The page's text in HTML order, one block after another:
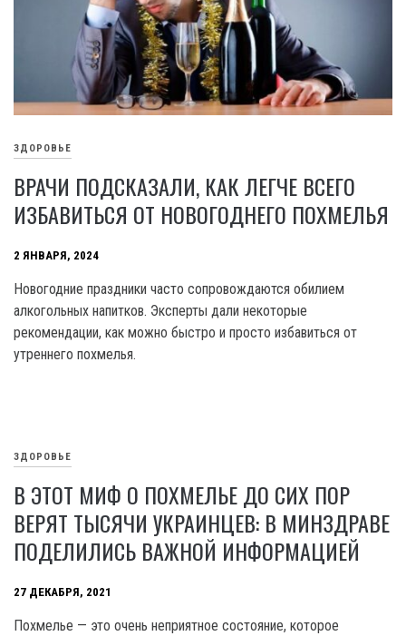
ЗДОРОВЬЕ
ВРАЧИ ПОДСКАЗАЛИ, КАК ЛЕГЧЕ ВСЕГО
ИЗБАВИТЬСЯ ОТ НОВОГОДНЕГО ПОХМЕЛЬЯ
2 ЯНВАРЯ, 2024
Новогодние праздники часто сопровождаются обилием
алкогольных напитков. Эксперты дали некоторые
рекомендации, как можно быстро и просто избавиться от
утреннего похмелья.
ЗДОРОВЬЕ
В ЭТОТ МИФ О ПОХМЕЛЬЕ ДО СИХ ПОР
ВЕРЯТ ТЫСЯЧИ УКРАИНЦЕВ: В МИНЗДРАВЕ
ПОДЕЛИЛИСЬ ВАЖНОЙ ИНФОРМАЦИЕЙ
27 ДЕКАБРЯ, 2021
Похмелье — это очень неприятное состояние, которое